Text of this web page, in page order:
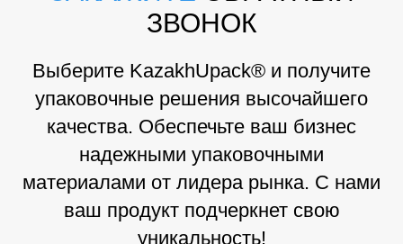
ЗВОНОК
Выберите KazakhUpack® и получите
упаковочные решения высочайшего
качества. Обеспечьте ваш бизнес
надежными упаковочными
материалами от лидера рынка. С нами
ваш продукт подчеркнет свою
уникальность!